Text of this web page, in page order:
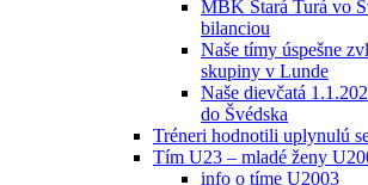
MBK Stará Turá vo
bilanciou
Naše tímy úspešne
skupiny v Lunde
Naše dievčatá
do Švédska
Tréneri hodnotili uplynulú
Tím U23 – mladé ženy
info o tíme U2003